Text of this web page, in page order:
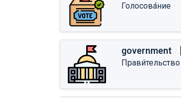
Голосова́ние
government
Прави́тельство